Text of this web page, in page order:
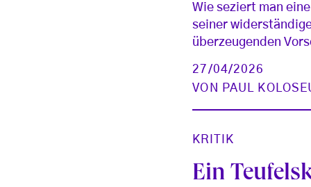
Wie seziert man
seiner
überzeugenden
27/04/2026
VON
PAUL
KRITIK
Ein